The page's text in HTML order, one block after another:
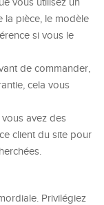
vous utilisez un
la pièce, le modèle
si vous le
de commander,
cela vous
vous avez des
client du site pour
Privilégiez